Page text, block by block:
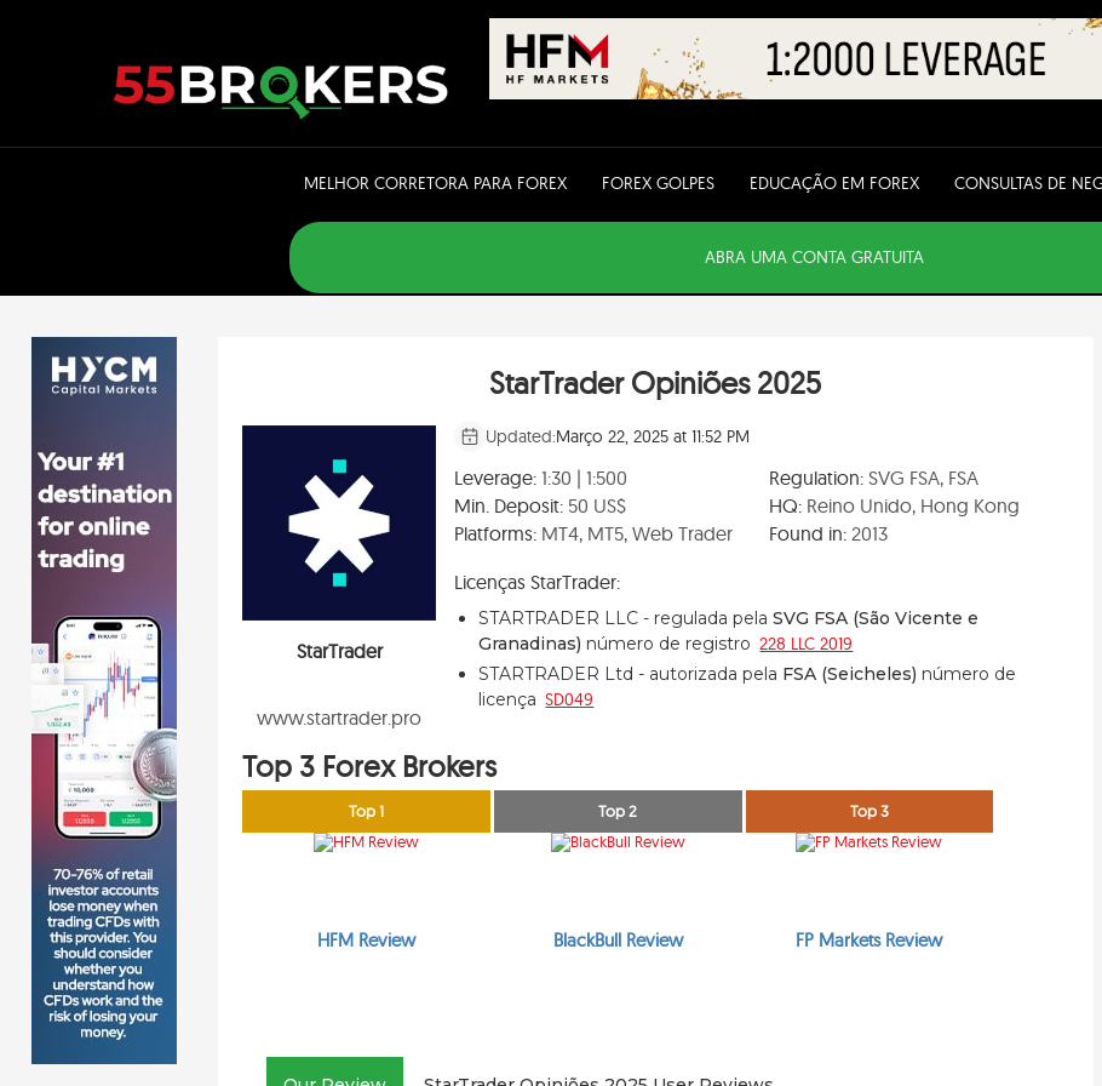
MELHOR CORRETORA PARA FOREX FOREX GOLPES EDUCAÇÃO EM FOREX CONSULTAS DE
ABRA UMA CONTA GRATUITA
StarTrader Opiniões 2025
StarTrader
www.startrader.pro
Updated:Março 22, 2025 at 11:52 PM
Leverage: 1:30 | 1:500 Regulation:SVG FSA, FSA
Min. Deposit: 50 US$ HQ:Reino Unido, Hong Kong
Platforms: MT4, MT5, Web Trader Found in:2013
Licenças StarTrader:
STARTRADER LLC - regulada pelaSVG FSA (São Vicente e
Granadinas) número de registro 228 LLC 2019
STARTRADER Ltd - autorizada pela FSA (Seicheles) número de
licença SD049
Top 3 Forex Brokers
Top 1
HFM Review
Top 2
BlackBull Review
Top 3
FP Markets Review